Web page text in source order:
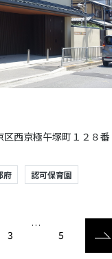
西京極午塚町１２８番
府 認可保育園
3
…
5